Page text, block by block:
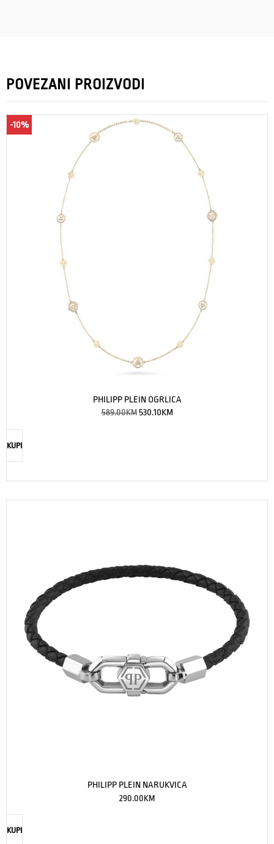
POVEZANI PROIZVODI
-10%
PHILIPP PLEIN OGRLICA
589.00KM 530.10KM
KUPI
PHILIPP PLEIN NARUKVICA
290.00KM
KUPI